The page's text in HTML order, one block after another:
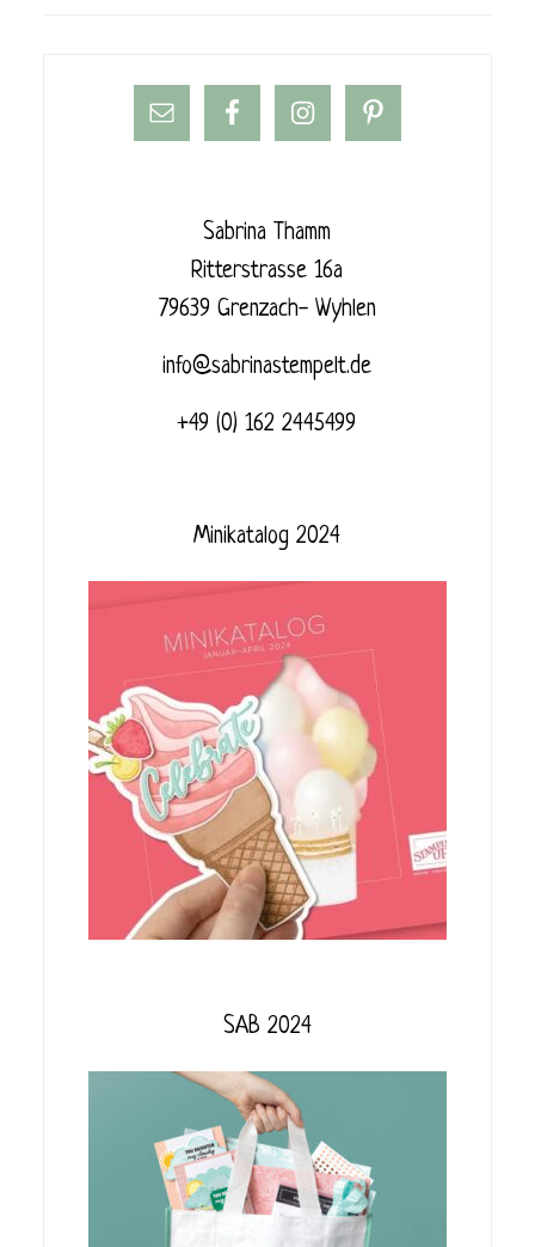
Sabrina Thamm
Ritterstrasse 16a
79639 Grenzach- Wyhlen
info@sabrinastempelt.de
+49 (0) 162 2445499
Minikatalog 2024
SAB 2024